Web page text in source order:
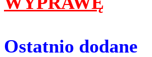
Ostatnio dodane